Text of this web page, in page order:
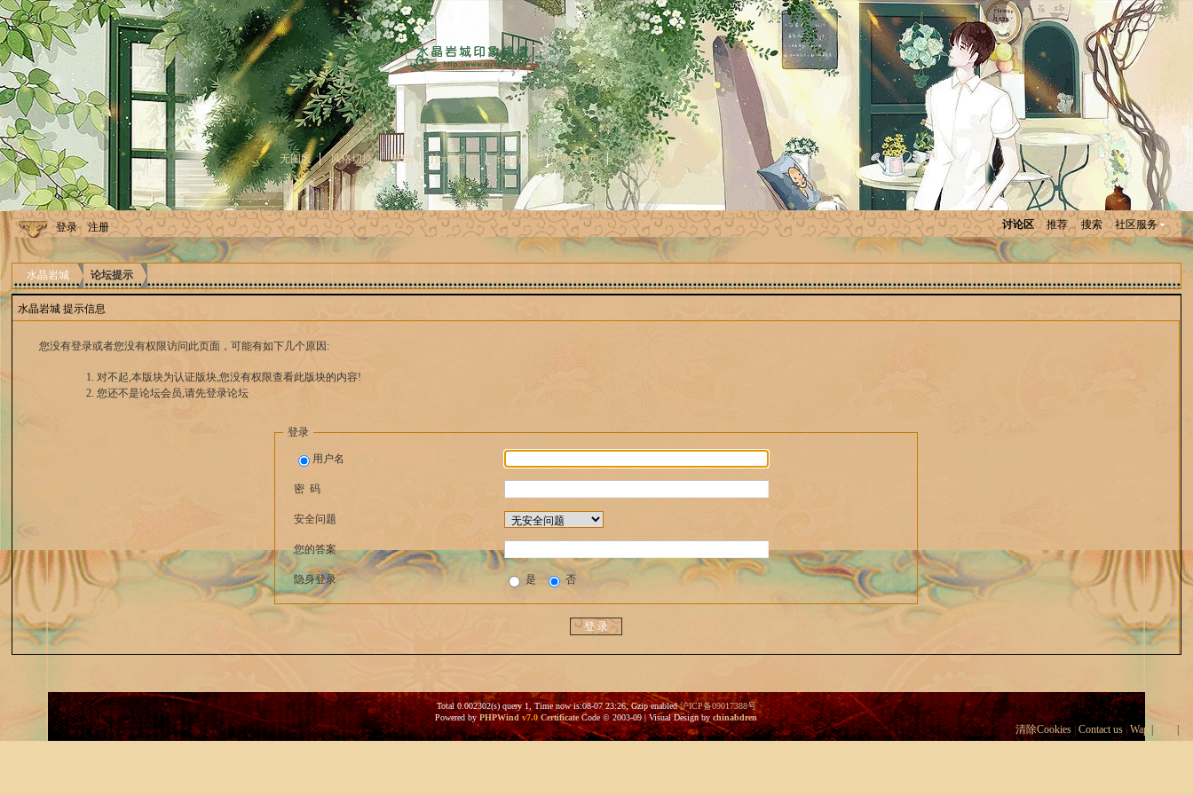
无图版 风格切换 帮助 Home首页 论坛首页 网站首页
登录 注册 讨论区 推荐 搜索 社区服务
水晶岩城 论坛提示
水晶岩城 提示信息
您没有登录或者您没有权限访问此页面，可能有如下几个原因:
对不起,本版块为认证版块,您没有权限查看此版块的内容!
您还不是论坛会员,请先登录论坛
登录
用户名
密 码
安全问题
您的答案
隐身登录 是 否
Total 0.002302(s) query 1, Time now is:08-07 23:26, Gzip enabled 沪ICP备09017388号
Powered byPHPWind v7.0 CertificateCode © 2003-09 | Visual Design bychinabdren
清除Cookies|Contact us|Wap